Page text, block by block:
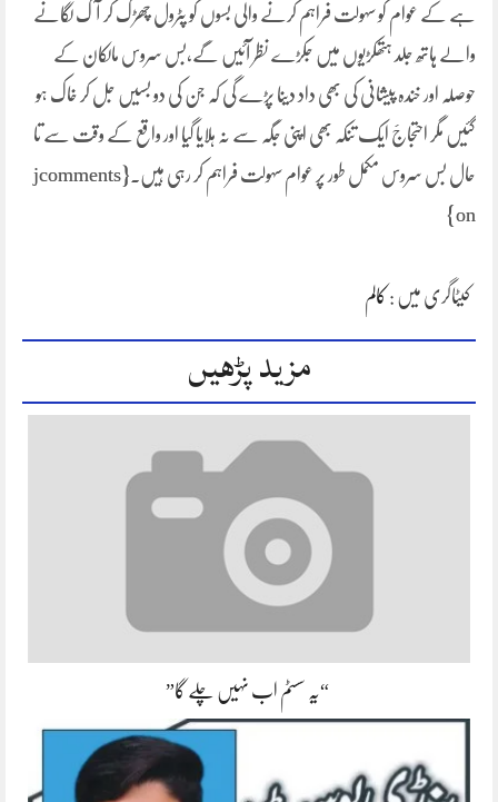
ہے کے عوام کو سہولت فراہم کرنے والی بسوں کو پٹرول چھڑک کر آگ لگانے
والے ہاتھ جلد ہتھکڑیوں میں جکڑے نظر آئیں گے،بس سروس مالکان کے
حوصلہ اور خندہ پیشانی کی بھی داد دینا پڑے گی کہ جن کی دو بسیں جل کر خاک ہو
گئیں مگر احتجاجََ ایک تنکہ بھی اپنی جگہ سے نہ ہلایا گیا اور واقع کے وقت سے تا
حال بس سروس مکمل طور پر عوام سہولت فراہم کر رہی ہیں۔{jcomments
on}
کیٹاگری میں : کالم
مزید پڑھیں
“یہ سسٹم اب نہیں چلے گا”